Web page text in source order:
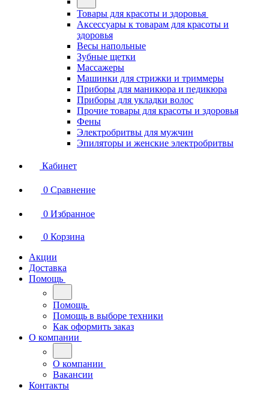
Товары для красоты и здоровья
Аксессуары к товарам для красоты и
здоровья
Весы напольные
Зубные щетки
Массажеры
Машинки для стрижки и триммеры
Приборы для маникюра и педикюра
Приборы для укладки волос
Прочие товары для красоты и здоровья
Фены
Электробритвы для мужчин
Эпиляторы и женские электробритвы
Кабинет
0 Сравнение
0 Избранное
0 Корзина
Акции
Доставка
Помощь
Помощь
Помощь в выборе техники
Как оформить заказ
О компании
О компании
Вакансии
Контакты